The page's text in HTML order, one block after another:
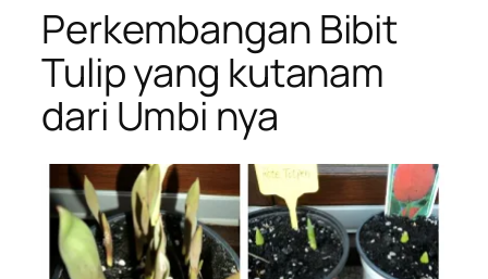
Perkembangan Bibit
Tulip yang kutanam
dari Umbi nya